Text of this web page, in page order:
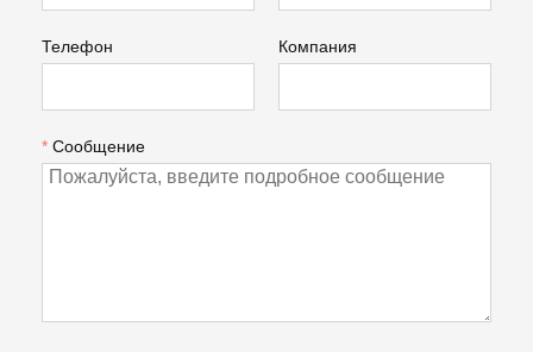
Телефон Компания
* Сообщение